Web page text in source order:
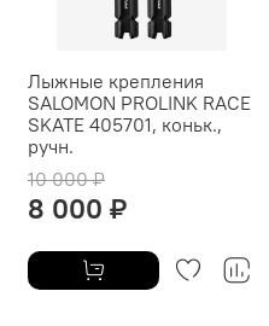
Лыжные крепления
SALOMON PROLINK RACE
SKATE 405701, коньк.,
ручн.
10 000 ₽
8 000 ₽